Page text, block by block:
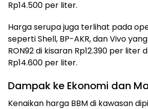
Rp14.500 per liter.
Harga serupa juga terlihat pada
seperti Shell, BP-AKR, dan Vivo
RON92 di kisaran Rp12.390 per liter
Rp14.600 per liter.
Dampak ke Ekonomi dan
Kenaikan harga BBM di kawasan